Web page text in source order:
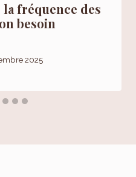
fréquence des
besoin
2025